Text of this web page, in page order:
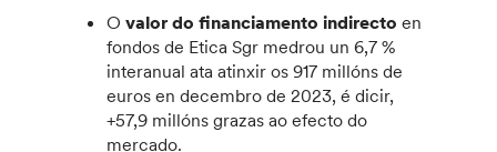
Ovalor do financiamento indirectoen
fondos de Etica Sgr medrou un 6,7 %
interanual ata atinxir os 917 millóns de
euros en decembro de 2023, é dicir,
+57,9 millóns grazas ao efecto do
mercado.